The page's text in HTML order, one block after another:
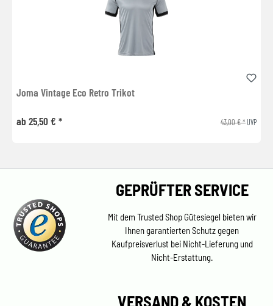
Joma Vintage Eco Retro Trikot
ab 25,50 € * 43,00 € *UVP
GEPRÜFTER SERVICE
Mit dem Trusted Shop Gütesiegel bieten wir
Ihnen garantierten Schutz gegen
Kaufpreisverlust bei Nicht-Lieferung und
Nicht-Erstattung.
VERSAND & KOSTEN